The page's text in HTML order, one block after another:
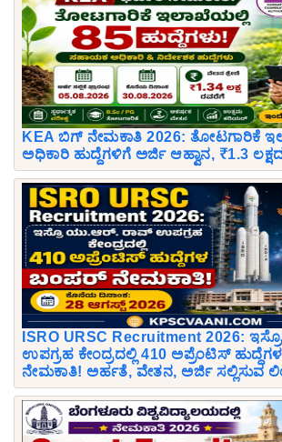
KEA ಬಿಗ್ ನೇಮಕಾತಿ 2026: ತೋಟಗಾರಿಕೆ
ಅಧಿಕಾರಿ ಹುದ್ದೆಗಳಿಗೆ ಅರ್ಜಿ ಆಹ್ವಾನ, ₹1.3
ISRO URSC Recruitment 2026:
ಉಪಗ್ರಹ ಕೇಂದ್ರದಲ್ಲಿ 410 ಅಪ್ರೆಂಟಿಸ್
ನೇಮಕಾತಿ! ಅರ್ಹತೆ, ವೇತನ, ಅರ್ಜಿ ಸಲ್ಲಿಸುವ